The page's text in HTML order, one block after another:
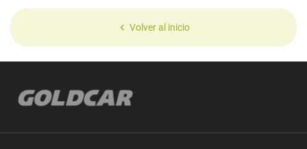
Volver al inicio